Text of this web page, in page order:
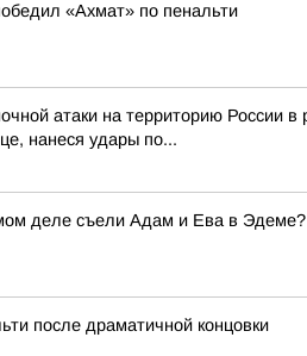
«Ахмат» по пенальти
атаки на территорию России
нанеся удары по...
деле съели Адам и Ева в Эдеме?
после драматичной концовки